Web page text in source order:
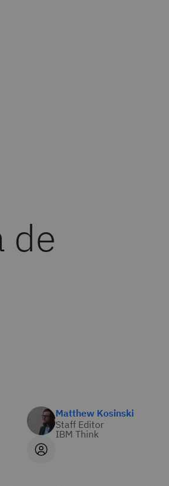
de
Matthew Kosinski
Staff Editor
IBM Think